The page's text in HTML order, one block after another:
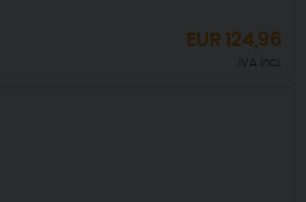
EUR124,96
IVA incl.